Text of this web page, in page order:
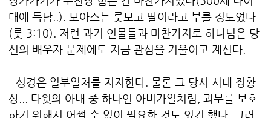
대에 득남..). 보아스는 룻보고 딸이라고 부를 정도였다
(룻 3:10). 저런 과거 인물들과 마찬가지로 하나님은 당
신의 배우자 문제에도 지금 관심을 기울이고 계신다.
- 성경은 일부일처를 지지한다. 물론 그 당시 시대 정황
상... 다윗의 아내 중 하나인 아비가일처럼, 과부를 보호
하기 위해서 어쩔 수 없이 필요한 것도 있긴 했다. 그러